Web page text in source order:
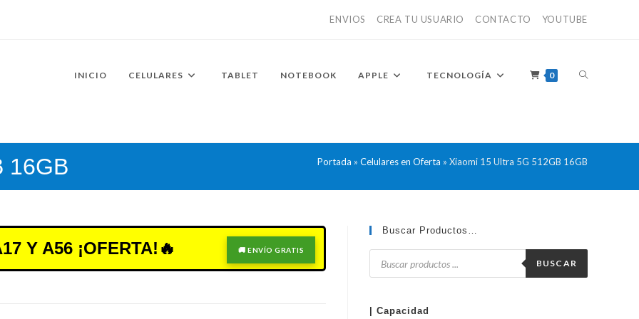
ENVIOS CREA TU USUARIO CONTACTO YOUTUBE
INICIO CELULARES TABLET NOTEBOOK APPLE TECNOLOGÍA 0 ALTERNAR
BÚSQUEDA
16GB Portada » Celulares en Oferta » Xiaomi 15 Ultra 5G 512GB 16GB
Y A56 ¡OFERTA!🔥 🚚 ENVÍO GRATIS
Buscar Productos…
Búsqueda
productos
BUSCAR
| Capacidad